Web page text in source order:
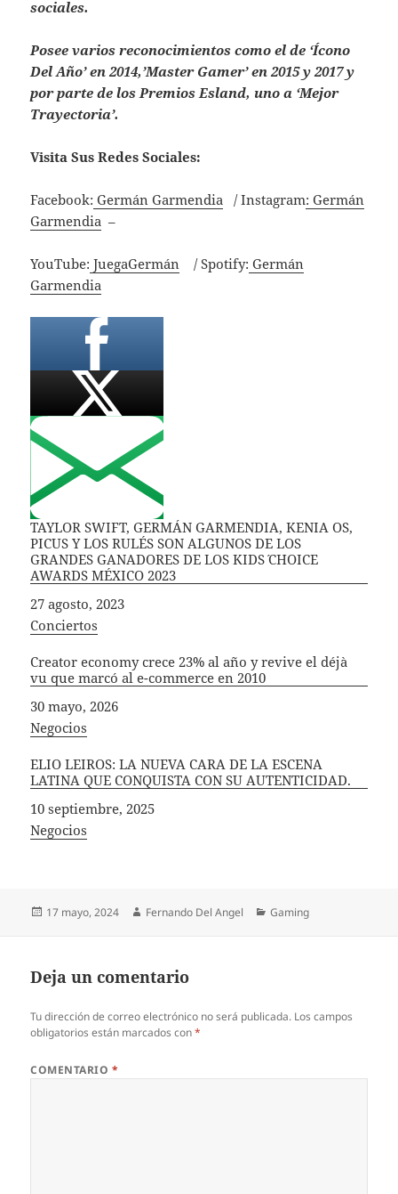
sociales.
Posee varios reconocimientos como el de ‘Ícono
Del Año’ en 2014,’Master Gamer’ en 2015 y 2017 y
por parte de los Premios Esland, uno a ‘Mejor
Trayectoria’.
Visita Sus Redes Sociales:
Facebook: Germán Garmendia / Instagram: Germán
Garmendia –
YouTube: JuegaGermán / Spotify: Germán
Garmendia
TAYLOR SWIFT, GERMÁN GARMENDIA, KENIA OS,
PICUS Y LOS RULÉS SON ALGUNOS DE LOS
GRANDES GANADORES DE LOS KIDS´ CHOICE
AWARDS MÉXICO 2023
Fecha
27 agosto, 2023
In relation to
Conciertos
Creator economy crece 23% al año y revive el déjà
vu que marcó al e-commerce en 2010
Fecha
30 mayo, 2026
In relation to
Negocios
ELIO LEIROS: LA NUEVA CARA DE LA ESCENA
LATINA QUE CONQUISTA CON SU AUTENTICIDAD.
Fecha
10 septiembre, 2025
In relation to
Negocios
Publicado
17 mayo, 2024 Autor
Fernando Del Angel Categorías
Gaming
Deja un comentario
Tu dirección de correo electrónico no será publicada. Los campos
obligatorios están marcados con*
COMENTARIO *